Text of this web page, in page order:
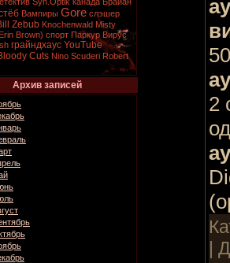
Вампиры Gore слэшер
Zebub Knochenwald Misty
Brown) спорт Паркур Вирус
грайндхаус YouTube
Cuts Nino Scuderi Robert
Архив записей
2
|